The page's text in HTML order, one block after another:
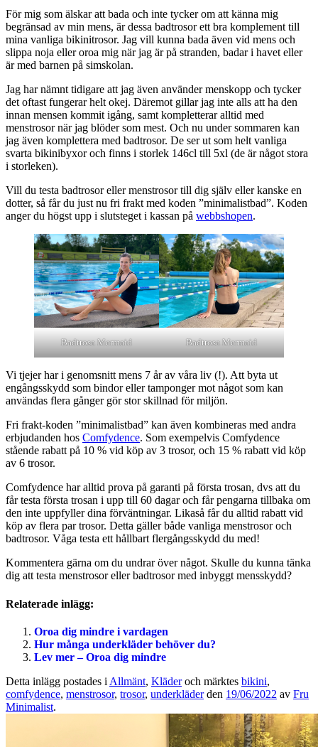
För mig som älskar att bada och inte tycker om att känna mig
begränsad av min mens, är dessa badtrosor ett bra komplement till
mina vanliga bikinitrosor. Jag vill kunna bada även vid mens och
slippa noja eller oroa mig när jag är på stranden, badar i havet eller
är med barnen på simskolan.
Jag har nämnt tidigare att jag även använder menskopp och tycker
det oftast fungerar helt okej. Däremot gillar jag inte alls att ha den
innan mensen kommit igång, samt kompletterar alltid med
menstrosor när jag blöder som mest. Och nu under sommaren kan
jag även komplettera med badtrosor. De ser ut som helt vanliga
svarta bikinibyxor och finns i storlek 146cl till 5xl (de är något stora
i storleken).
Vill du testa badtrosor eller menstrosor till dig själv eller kanske en
dotter, så får du just nu fri frakt med koden ”minimalistbad”. Koden
anger du högst upp i slutsteget i kassan på webbshopen.
Badtrosa Mermaid Badtrosa Mermaid
Vi tjejer har i genomsnitt mens 7 år av våra liv (!). Att byta ut
engångsskydd som bindor eller tamponger mot något som kan
användas flera gånger gör stor skillnad för miljön.
Fri frakt-koden ”minimalistbad” kan även kombineras med andra
erbjudanden hos Comfydence. Som exempelvis Comfydence
stående rabatt på 10 % vid köp av 3 trosor, och 15 % rabatt vid köp
av 6 trosor.
Comfydence har alltid prova på garanti på första trosan, dvs att du
får testa första trosan i upp till 60 dagar och får pengarna tillbaka om
den inte uppfyller dina förväntningar. Likaså får du alltid rabatt vid
köp av flera par trosor. Detta gäller både vanliga menstrosor och
badtrosor. Våga testa ett hållbart flergångsskydd du med!
Kommentera gärna om du undrar över något. Skulle du kunna tänka
dig att testa menstrosor eller badtrosor med inbyggt mensskydd?
Relaterade inlägg:
Oroa dig mindre i vardagen
Hur många underkläder behöver du?
Lev mer – Oroa dig mindre
Detta inlägg postades i Allmänt, Kläderoch märktes bikini,
comfydence, menstrosor, trosor, underkläderden 19/06/2022 av Fru
Minimalist.